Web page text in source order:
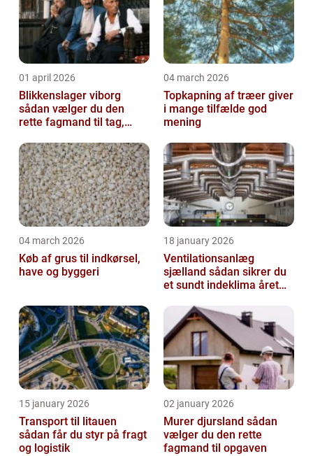
01 april 2026
Blikkenslager viborg
sådan vælger du den
rette fagmand til tag,
04 march 2026
Topkapning af træer giver
i mange tilfælde god
mening
04 march 2026
Køb af grus til indkørsel,
have og byggeri
18 january 2026
Ventilationsanlæg
sjælland sådan sikrer du
et sundt indeklima året
15 january 2026
Transport til litauen
sådan får du styr på fragt
og logistik
02 january 2026
Murer djursland sådan
vælger du den rette
fagmand til opgaven